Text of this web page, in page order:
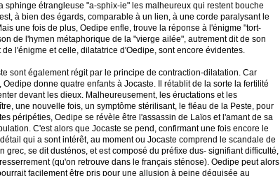
sphinge étrangleuse "a-sphix-ie" les malheureux qui restent bouche
à bien des égards, comparable à un lien, à une corde paralysant le
une fois de plus, Oedipe enfle, trouve la réponse à l'énigme "tort-
de l'hymen métaphorique de la "vierge ailée", autrement dit de son
l'énigme et celle, dilatatrice d'Oedipe, sont encore évidentes.
sont également régit par le principe de contraction-dilatation. Car
donne quatre enfants à Jocaste. Il rétablit de la sorte la fertilité
devant les dieux. Malheureusement, les éructations et les
une nouvelle fois, un symptôme stérilisant, le fléau de la Peste, pour
péripéties, Oedipe se révèle être l'assassin de Laïos et l'amant de sa
C'est alors que Jocaste se pend, confirmant une fois encore le
qui a sont intérêt, au moment ou Jocaste comprend le scandale de
se dit dusténos, et est composé du préfixe dus- signifiant difficulté,
(qu'on retrouve dans le français sténose). Oedipe peut alors
facilement être pris pour une allusion à peine déguisée au